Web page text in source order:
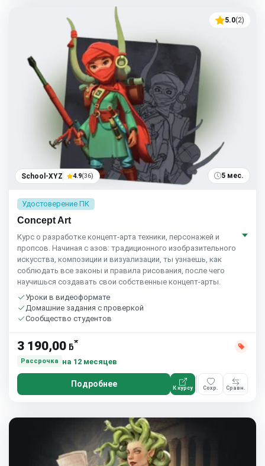
5.0(2)
School-XYZ 4.9(36) 5 мес.
Удостоверение ПК
Concept Art
Курс о разработке концепт-арта техники, персонажей и
пропсов. Начиная с азов: традиционного изобразительного
искусства, композиции и визуализации, ты узнаешь, как
соблюдать все законы и правила рисования, после чего
научишься создавать свои собственные концепт-арты.
Уроки в видеоформате
Домашние задания с проверкой
Сообщество студентов
3 190,00 ƃ*
Рассрочка на 12 месяцев
Подробнее К курсу Сохр. Сравн.